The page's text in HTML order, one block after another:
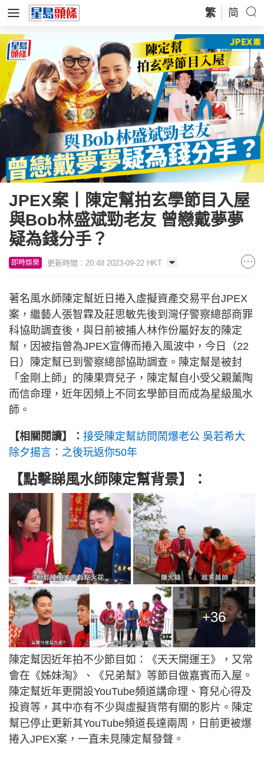
繁 简
JPEX案丨陳定幫拍玄學節目入屋
與Bob林盛斌勁老友 曾戀戴夢夢
疑為錢分手？
即時娛樂 更新時間：20:48 2023-09-22 HKT
著名風水師陳定幫近日捲入虛擬資產交易平台JPEX
案，繼藝人張智霖及莊思敏先後到灣仔警察總部商罪
科協助調查後，與日前被捕人林作份屬好友的陳定
幫，因被指曾為JPEX宣傳而捲入風波中，今日（22
日）陳定幫已到警察總部協助調查。陳定幫是被封
「金剛上師」的陳果齊兒子，陳定幫自小受父親薰陶
而信命理，近年因頻上不同玄學節目而成為星級風水
師。
【相關閱讀】： 接受陳定幫訪問鬧爆老公 吳若希大
除夕揚言：之後玩返你50年
【點擊睇風水師陳定幫背景】：
+36
陳定幫因近年拍不少節目如：《天天開運王》，又常
會在《姊妹淘》、《兄弟幫》等節目做嘉賓而入屋。
陳定幫近年更開設YouTube頻道講命理、育兒心得及
投資等，其中亦有不少與虛擬貨幣有關的影片。陳定
幫已停止更新其YouTube頻道長達兩周，日前更被爆
捲入JPEX案，一直未見陳定幫發聲。